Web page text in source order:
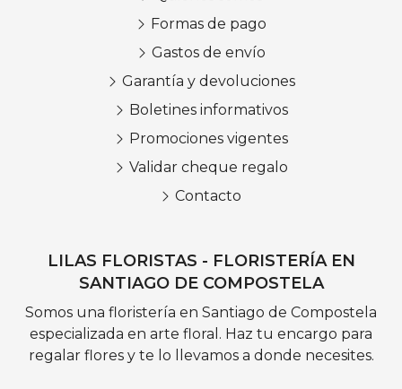
LILAS FLORISTAS - FLORISTERÍA EN
SANTIAGO DE COMPOSTELA
Somos una floristería en Santiago de Compostela
especializada en arte floral. Haz tu encargo para
regalar flores y te lo llevamos a donde necesites.
Formas de pago
Gastos de envío
Garantía y devoluciones
Boletines informativos
Promociones vigentes
Validar cheque regalo
Contacto